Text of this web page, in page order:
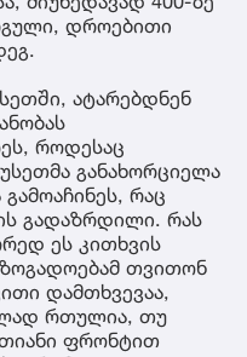
დროებითი
ატარებდნენ
როდესაც
განახორციელა
რაც
გადაზრდილი. რას
ეს კითხვის
თვითონ
დამთხვევაა,
რთულია, თუ
ფრონტით